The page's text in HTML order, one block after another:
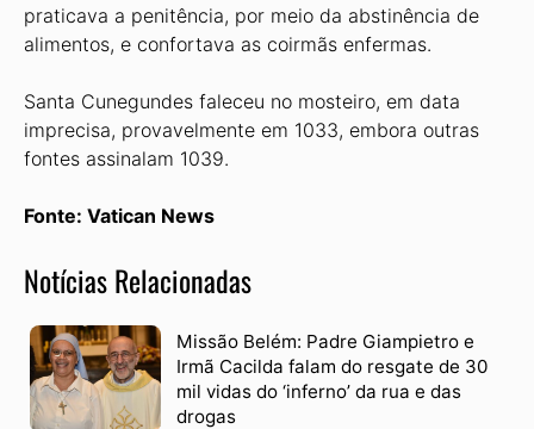
praticava a penitência, por meio da abstinência de
alimentos, e confortava as coirmãs enfermas.
Santa Cunegundes faleceu no mosteiro, em data
imprecisa, provavelmente em 1033, embora outras
fontes assinalam 1039.
Fonte: Vatican News
Notícias Relacionadas
Missão Belém: Padre Giampietro e
Irmã Cacilda falam do resgate de 30
mil vidas do ‘inferno’ da rua e das
drogas